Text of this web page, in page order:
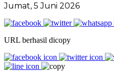
Jumat, 5 Juni 2026
URL berhasil dicopy